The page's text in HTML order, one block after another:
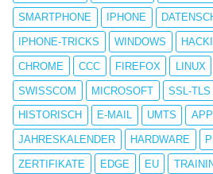
SMARTPHONE IPHONE
IPHONE-TRICKS WINDOWS
CHROME CCC FIREFOX LINUX
SWISSCOM MICROSOFT SSL-TLS
HISTORISCH E-MAIL UMTS
JAHRESKALENDER HARDWARE
ZERTIFIKATE EDGE EU